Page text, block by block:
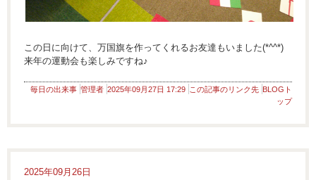
この日に向けて、万国旗を作ってくれるお友達もいました(*^^*)
来年の運動会も楽しみですね♪
毎日の出来事 管理者 2025年09月27日 17:29 この記事のリンク先 BLOGト
ップ
2025年09月26日